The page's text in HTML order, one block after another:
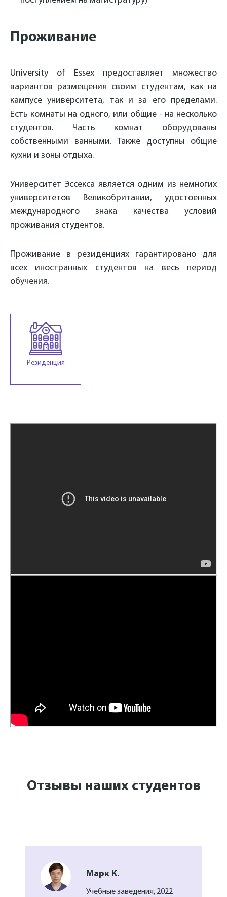
Проживание
University of Essex предоставляет множество
вариантов размещения своим студентам, как на
кампусе университета, так и за его пределами.
Есть комнаты на одного, или общие - на несколько
студентов. Часть комнат оборудованы
собственными ванными. Также доступны общие
кухни и зоны отдыха.
Университет Эссекса является одним из немногих
университетов Великобритании, удостоенных
международного знака качества условий
проживания студентов.
Проживание в резиденциях гарантировано для
всех иностранных студентов на весь период
обучения.
Резиденция
Отзывы наших студентов
Марк К.
Учебные заведения, 2022